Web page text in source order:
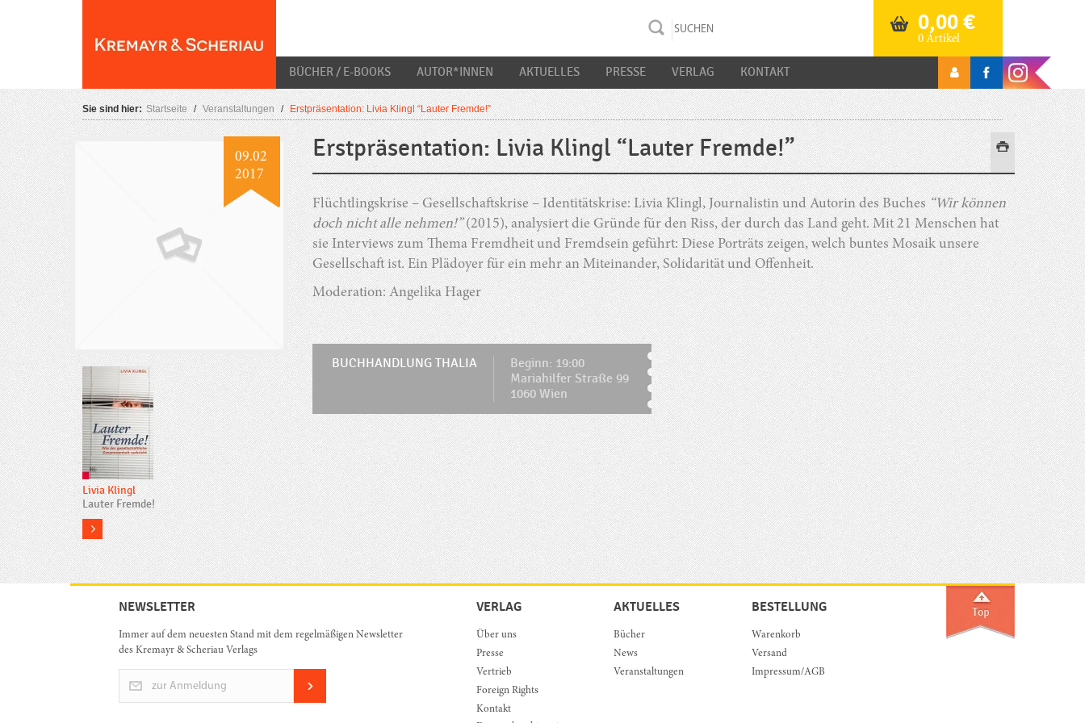
0,00€
0 Artikel
BÜCHER / E-BOOKS AUTOR*INNEN AKTUELLES PRESSE VERLAG KONTAKT
Sie sind hier: Startseite / Veranstaltungen / Erstpräsentation: Livia Klingl “Lauter Fremde!”
09.02
2017
Livia Klingl
Lauter Fremde!
more
Erstpräsentation: Livia Klingl “Lauter Fremde!”
Flüchtlingskrise – Gesellschaftskrise – Identitätskrise: Livia Klingl, Journalistin und Autorin des Buches“Wir können
doch nicht alle nehmen!”(2015), analysiert die Gründe für den Riss, der durch das Land geht. Mit 21 Menschen hat
sie Interviews zum Thema Fremdheit und Fremdsein geführt: Diese Porträts zeigen, welch buntes Mosaik unsere
Gesellschaft ist. Ein Plädoyer für ein mehr an Miteinander, Solidarität und Offenheit.
Moderation: Angelika Hager
BUCHHANDLUNG THALIA
Beginn: 19:00
Mariahilfer Straße 99
1060 Wien
VERLAG
Über uns
Presse
Vertrieb
Foreign Rights
Kontakt
AKTUELLES
Bücher
News
Veranstaltungen
BESTELLUNG
Warenkorb
Versand
Impressum/AGB
NEWSLETTER
Immer auf dem neuesten Stand mit dem regelmäßigen Newsletter
des Kremayr & Scheriau Verlags
zur Anmeldung